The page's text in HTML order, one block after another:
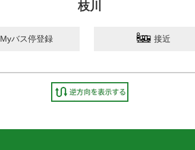
枝川
Myバス停登録 接近